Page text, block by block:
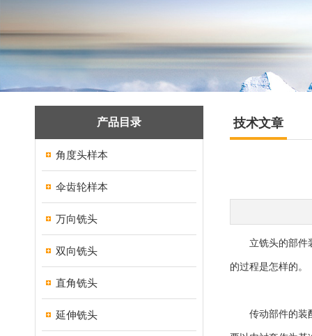
产品目录
角度头样本
伞齿轮样本
万向铣头
双向铣头
直角铣头
延伸铣头
技术文章
立铣头的部件装
的过程是怎样的。
传动部件的装配